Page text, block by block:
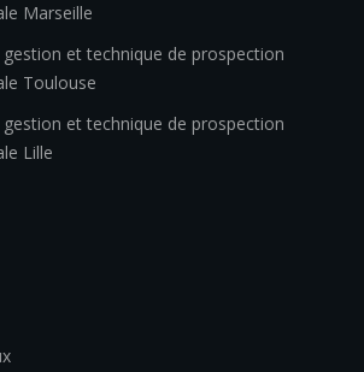
Marseille
et technique de prospection
Toulouse
et technique de prospection
Lille